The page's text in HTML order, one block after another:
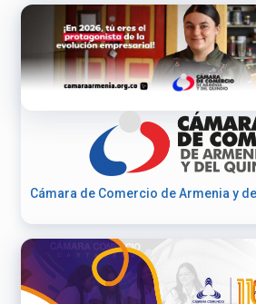
Cámara de Comercio de Armenia y